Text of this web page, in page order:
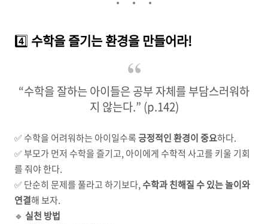
4️⃣ 수학을 즐기는 환경을 만들어라!
“수학을 잘하는 아이들은 공부 자체를 부담스러워하
지 않는다.” (p.142)
✅ 수학을 어려워하는 아이일수록긍정적인 환경이 중요하다.
✅ 부모가 먼저 수학을 즐기고, 아이에게 수학적 사고를 키울 기회
를 줘야 한다.
✅ 단순히 문제를 풀라고 하기보다,수학과 친해질 수 있는 놀이와
연결해 보자.
🔹 실천 방법